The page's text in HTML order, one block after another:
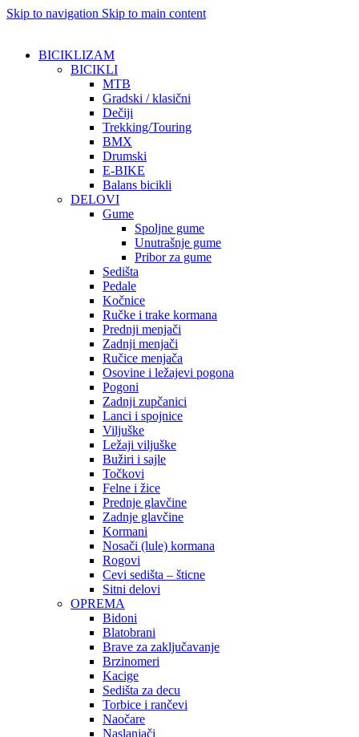
Skip to navigation Skip to main content
BICIKLIZAM
BICIKLI
MTB
Gradski / klasični
Dečiji
Trekking/Touring
BMX
Drumski
E-BIKE
Balans bicikli
DELOVI
Gume
Spoljne gume
Unutrašnje gume
Pribor za gume
Sedišta
Pedale
Kočnice
Ručke i trake kormana
Prednji menjači
Zadnji menjači
Ručice menjača
Osovine i ležajevi pogona
Pogoni
Zadnji zupčanici
Lanci i spojnice
Viljuške
Ležaji viljuške
Bužiri i sajle
Točkovi
Felne i žice
Prednje glavčine
Zadnje glavčine
Kormani
Nosači (lule) kormana
Rogovi
Cevi sedišta – šticne
Sitni delovi
OPREMA
Bidoni
Blatobrani
Brave za zaključavanje
Brzinomeri
Kacige
Sedišta za decu
Torbice i rančevi
Naočare
Naslanjači